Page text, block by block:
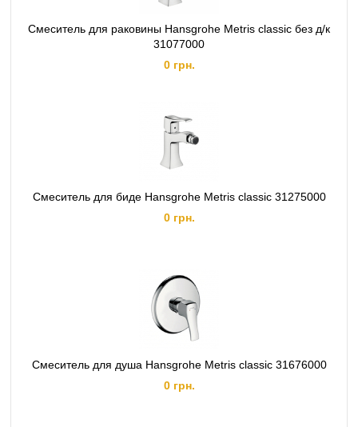
Смеситель для раковины Hansgrohe Metris classic без д/к
31077000
0 грн.
Смеситель для биде Hansgrohe Metris classic 31275000
0 грн.
Смеситель для душа Hansgrohe Metris classic 31676000
0 грн.